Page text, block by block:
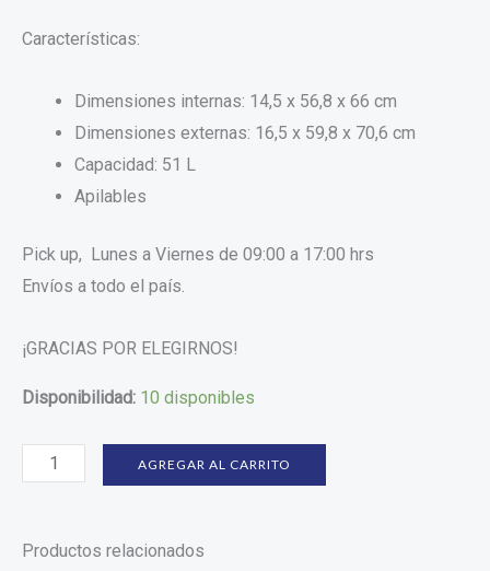
Características:
Dimensiones internas: 14,5 x 56,8 x 66 cm
Dimensiones externas: 16,5 x 59,8 x 70,6 cm
Capacidad: 51 L
Apilables
Pick up, Lunes a Viernes de 09:00 a 17:00 hrs
Envíos a todo el país.
¡GRACIAS POR ELEGIRNOS!
Disponibilidad: 10 disponibles
AGREGAR AL CARRITO
Productos relacionados